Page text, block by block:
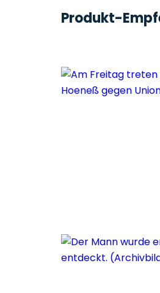
Produkt-